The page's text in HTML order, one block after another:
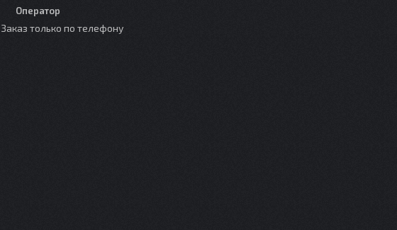
Оператор
Заказ только по телефону